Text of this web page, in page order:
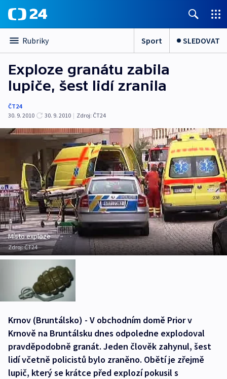
Rubriky Sport SLEDOVAT
Exploze granátu zabila
lupiče, šest lidí zranila
ČT24
30. 9. 2010
30. 9. 2010 | Zdroj: ČT24
Místo exploze
Zdroj:ČT24
Krnov (Bruntálsko) - V obchodním domě Prior v
Krnově na Bruntálsku dnes odpoledne explodoval
pravděpodobně granát. Jeden člověk zahynul, šest
lidí včetně policistů bylo zraněno. Obětí je zřejmě
lupič, který se krátce před explozí pokusil s